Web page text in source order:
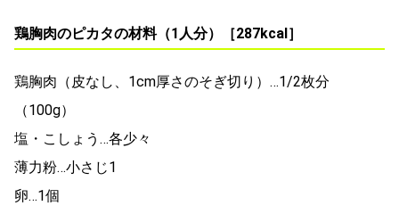
鶏胸肉のピカタの材料（1人分）［287kcal］
鶏胸肉（皮なし、1cm厚さのそぎ切り）…1/2枚分
（100g）
塩・こしょう…各少々
薄力粉…小さじ1
卵…1個